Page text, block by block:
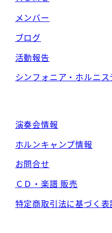
メンバー
ブログ
活動報告
シンフォニア・ホルニ
演奏会情報
ホルンキャンプ情報
お問合せ
ＣＤ・楽譜 販売
特定商取引法に基づく表